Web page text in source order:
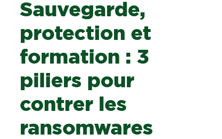
Sauvegarde,
protection et
formation : 3
piliers pour
contrer les
ransomwares